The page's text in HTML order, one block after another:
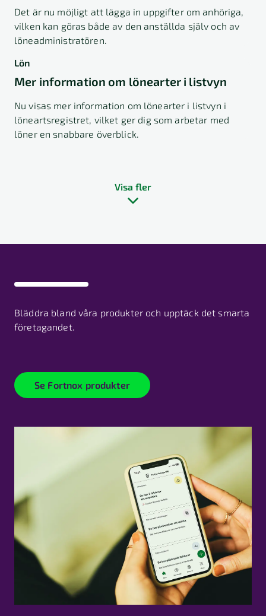
Det är nu möjligt att lägga in uppgifter om anhöriga,
vilken kan göras både av den anställda själv och av
löneadministratören.
Lön
Mer information om lönearter i listvyn
Nu visas mer information om lönearter i listvyn i
löneartsregistret, vilket ger dig som arbetar med
löner en snabbare överblick.
Visa fler
Bläddra bland våra produkter och upptäck det smarta
företagandet.
Se Fortnox produkter